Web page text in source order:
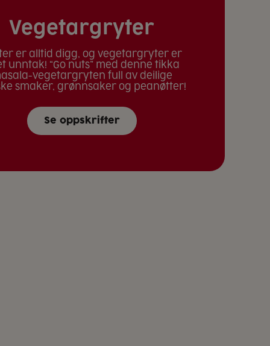
Vegetargryter
er alltid digg, og vegetargryter er
unntak! “Go nuts” med denne tikka
vegetargryten full av deilige
smaker, grønnsaker og peanøtter!
Se oppskrifter